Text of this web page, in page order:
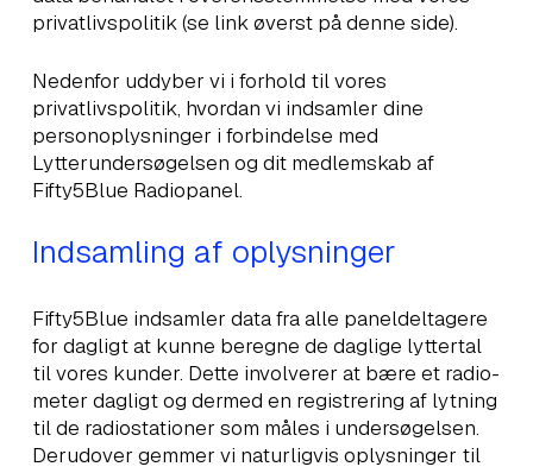
privatlivspolitik (se link øverst på denne side).
Nedenfor uddyber vi i forhold til vores
privatlivspolitik, hvordan vi indsamler dine
personoplysninger i forbindelse med
Lytterundersøgelsen og dit medlemskab af
Fifty5Blue Radiopanel.
Indsamling af oplysninger
Fifty5Blue indsamler data fra alle paneldeltagere
for dagligt at kunne beregne de daglige lyttertal
til vores kunder. Dette involverer at bære et radio-
meter dagligt og dermed en registrering af lytning
til de radiostationer som måles i undersøgelsen.
Derudover gemmer vi naturligvis oplysninger til